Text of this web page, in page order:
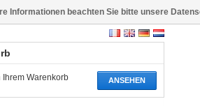
ANSEHEN
Ihrem Warenkorb
Informationen beachten Sie bitte unsere